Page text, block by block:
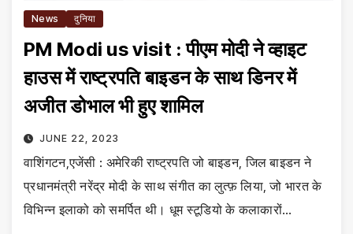
News दुनिया
PM Modi us visit : पीएम मोदी ने व्हाइट
हाउस में राष्ट्रपति बाइडन के साथ डिनर में
अजीत डोभाल भी हुए शामिल
JUNE 22, 2023
वाशिंगटन,एजेंसी : अमेरिकी राष्ट्रपति जो बाइडन, जिल बाइडन ने
प्रधानमंत्री नरेंद्र मोदी के साथ संगीत का लुत्फ़ लिया, जो भारत के
विभिन्न इलाको को समर्पित थी। धूम स्टूडियो के कलाकारों…